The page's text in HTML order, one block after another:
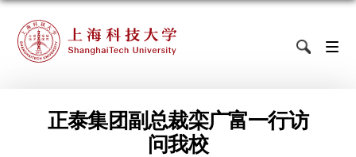
正泰集团副总裁栾广富一行访
问我校